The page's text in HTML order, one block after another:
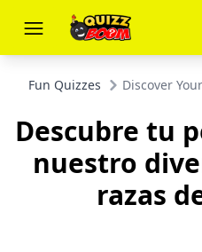
Fun Quizzes Discover
Descubre tu
nuestro
razas